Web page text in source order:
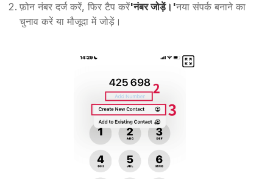
फ़ोन नंबर दर्ज करें, फिर टैप करें'नंबर जोड़ें।'नया संपर्क बनाने का
चुनाव करें या मौजूदा में जोड़ें।